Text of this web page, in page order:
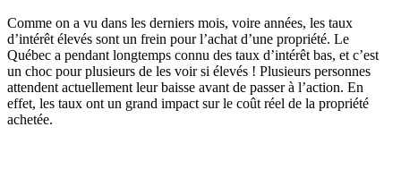
Comme on a vu dans les derniers mois, voire années, les taux
d’intérêt élevés sont un frein pour l’achat d’une propriété. Le
Québec a pendant longtemps connu des taux d’intérêt bas, et c’est
un choc pour plusieurs de les voir si élevés ! Plusieurs personnes
attendent actuellement leur baisse avant de passer à l’action. En
effet, les taux ont un grand impact sur le coût réel de la propriété
achetée.